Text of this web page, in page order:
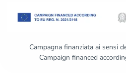
Campagna finanziata ai sensi
Campaign financed